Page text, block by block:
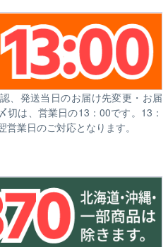
、発送当日のお届け先変更・お届
切は、営業日の13：00です。13：
業日のご対応となります。